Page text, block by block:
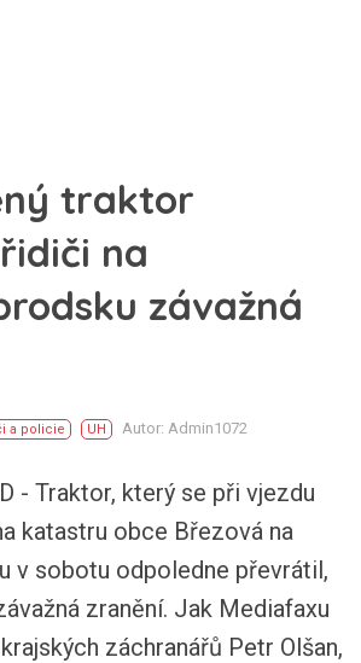
traktor
na
závažná
a policie UH Autor: Admin1072
- Traktor, který se při vjezdu
katastru obce Březová na
v sobotu odpoledne převrátil,
zranění. Jak Mediafaxu
záchranářů Petr Olšan,